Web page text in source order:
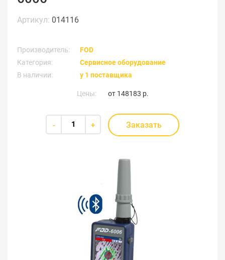
Артикул: 014116
Производитель:
FOD
Категория:
Сервисное оборудование
В наличии:
у 1 поставщика
Цены: от 148183 р.
- + Заказать